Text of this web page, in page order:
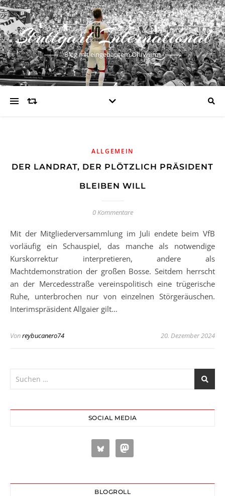
Stuttgart International
Blog mit eingebautem Ohrwurm
ALLGEMEIN
DER LANDRAT, DER PLÖTZLICH PRÄSIDENT
BLEIBEN WILL
0 Kommentare
Mit der Mitgliederversammlung im Juli endete beim VfB
vorläufig ein Schauspiel, das manche als notwendige
Kurskorrektur interpretieren, andere als
Machtdemonstration der großen Bosse. Seitdem herrscht
an der Mercedesstraße vereinspolitisch eine trügerische
Ruhe, unterbrochen nur von einzelnen Störgeräuschen.
Interimspräsident Allgaier gilt…
Vonreybucanero74 20. Dezember 2024
SOCIAL MEDIA
BLOGROLL